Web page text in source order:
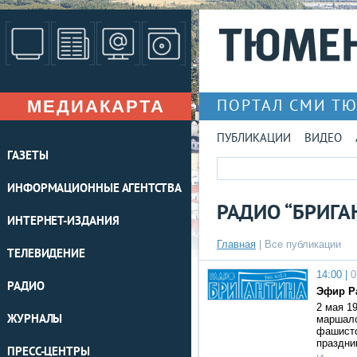
МЕДИАКАРТА
ГАЗЕТЫ
ИНФОРМАЦИОННЫЕ АГЕНТСТВА
ИНТЕРНЕТ-ИЗДАНИЯ
ТЕЛЕВИДЕНИЕ
РАДИО
ЖУРНАЛЫ
ПРЕСС-ЦЕНТРЫ
ПОРТАЛ СМИ
ПУБЛИКАЦИИ ВИДЕО
РАДИО
Главная Все публикации
14:00 |
Эфир
2 мая